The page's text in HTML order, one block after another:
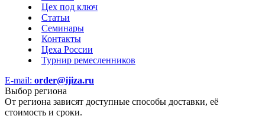
Цех под ключ
Статьи
Семинары
Контакты
Цеха России
Турнир ремесленников
E-mail: order@ijiza.ru
Выбор региона
От региона зависят доступные способы доставки, её
стоимость и сроки.